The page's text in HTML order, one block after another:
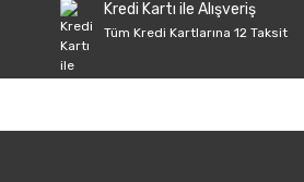
Kredi Kartı ile Alışveriş
Tüm Kredi Kartlarına 12 Taksit